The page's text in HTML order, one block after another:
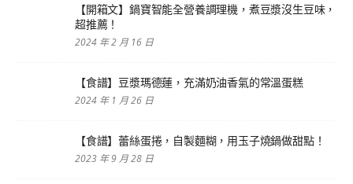
【開箱文】鍋寶智能全營養調理機，煮豆漿沒生豆味，
超推薦！
2024 年 2 月 16 日
【食譜】豆漿瑪德蓮，充滿奶油香氣的常溫蛋糕
2024 年 1 月 26 日
【食譜】蕾絲蛋捲，自製麵糊，用玉子燒鍋做甜點！
2023 年 9 月 28 日